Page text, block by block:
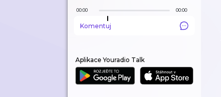
00:00 00:00
Komentuj
Aplikace Youradio Talk